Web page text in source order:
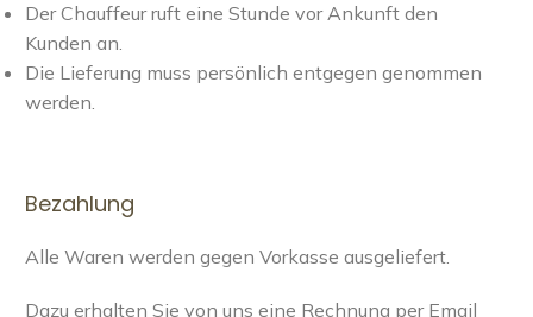
Der Chauffeur ruft eine Stunde vor Ankunft den
Kunden an.
Die Lieferung muss persönlich entgegen genommen
werden.
Bezahlung
Alle Waren werden gegen Vorkasse ausgeliefert.
Dazu erhalten Sie von uns eine Rechnung per Email